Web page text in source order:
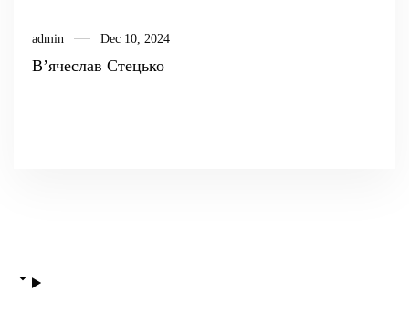
admin Dec 10, 2024
В’ячеслав Стецько